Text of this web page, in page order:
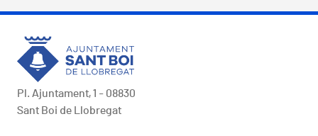
Pl. Ajuntament, 1 - 08830
Sant Boi de Llobregat